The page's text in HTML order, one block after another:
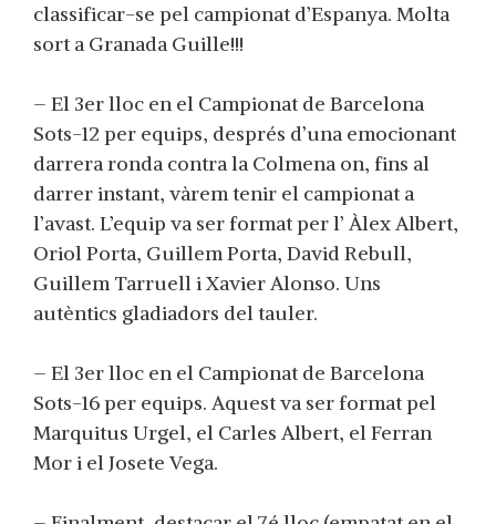
classificar-se pel campionat d’Espanya. Molta
sort a Granada Guille!!!
– El 3er lloc en el Campionat de Barcelona
Sots-12 per equips, després d’una emocionant
darrera ronda contra la Colmena on, fins al
darrer instant, vàrem tenir el campionat a
l’avast. L’equip va ser format per l’ Àlex Albert,
Oriol Porta, Guillem Porta, David Rebull,
Guillem Tarruell i Xavier Alonso. Uns
autèntics gladiadors del tauler.
– El 3er lloc en el Campionat de Barcelona
Sots-16 per equips. Aquest va ser format pel
Marquitus Urgel, el Carles Albert, el Ferran
Mor i el Josete Vega.